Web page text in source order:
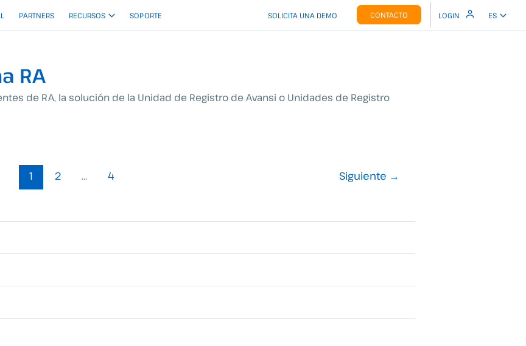
PARTNERS RECURSOS SOPORTE SOLICITA UNA DEMO CONTACTO LOGIN ES
RA
de RA, la solución de la Unidad de Registro de Avansi o Unidades de Registro
1 2 … 4 Siguiente →